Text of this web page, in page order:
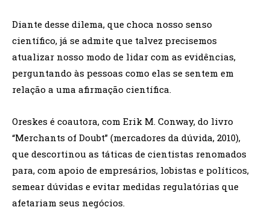
Diante desse dilema, que choca nosso senso
científico, já se admite que talvez precisemos
atualizar nosso modo de lidar com as evidências,
perguntando às pessoas como elas se sentem em
relação a uma afirmação científica.
Oreskes é coautora, com Erik M. Conway, do livro
“Merchants of Doubt” (mercadores da dúvida, 2010),
que descortinou as táticas de cientistas renomados
para, com apoio de empresários, lobistas e políticos,
semear dúvidas e evitar medidas regulatórias que
afetariam seus negócios.